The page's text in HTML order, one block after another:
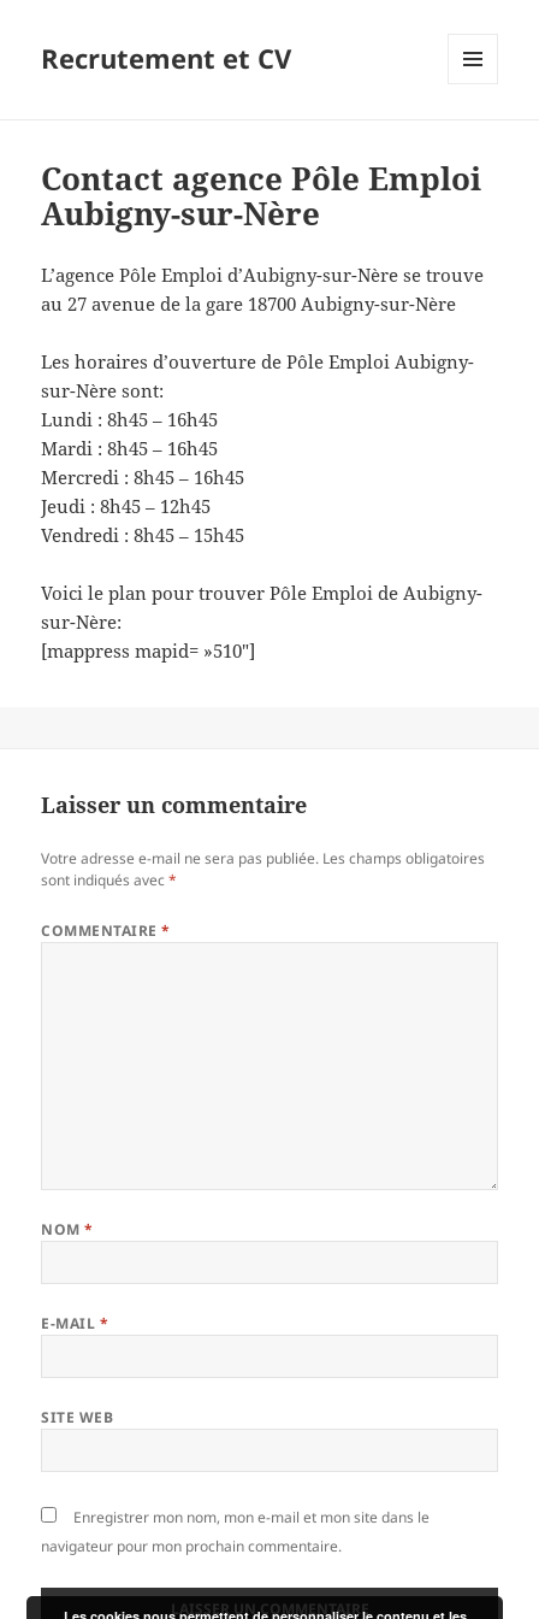
Recrutement et CV
Contact agence Pôle Emploi
Aubigny-sur-Nère
L’agence Pôle Emploi d’Aubigny-sur-Nère se trouve
au 27 avenue de la gare 18700 Aubigny-sur-Nère
Les horaires d’ouverture de Pôle Emploi Aubigny-
sur-Nère sont:
Lundi : 8h45 – 16h45
Mardi : 8h45 – 16h45
Mercredi : 8h45 – 16h45
Jeudi : 8h45 – 12h45
Vendredi : 8h45 – 15h45
Voici le plan pour trouver Pôle Emploi de Aubigny-
sur-Nère:
[mappress mapid= »510″]
Laisser un commentaire
Votre adresse e-mail ne sera pas publiée. Les champs obligatoires
sont indiqués avec*
COMMENTAIRE*
NOM*
E-MAIL *
SITE WEB
Enregistrer mon nom, mon e-mail et mon site dans le
navigateur pour mon prochain commentaire.